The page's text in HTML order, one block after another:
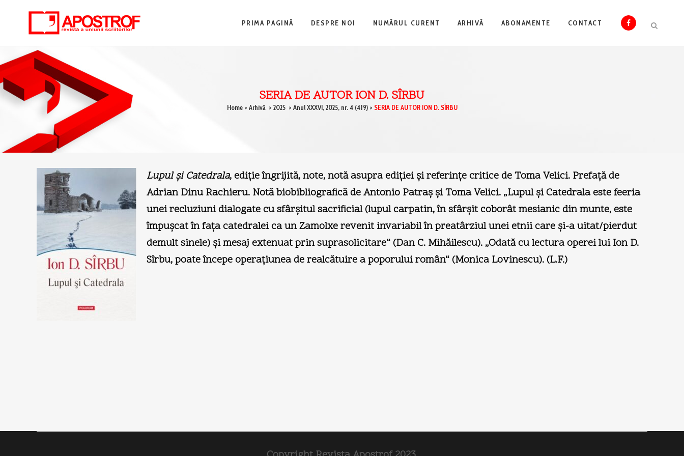
PRIMA PAGINĂ DESPRE NOI NUMĂRUL CURENT ARHIVĂ ABONAMENTE CONTACT
SERIA DE AUTOR ION D. SÎRBU
Home> Arhivă > 2025 > Anul XXXVI, 2025, nr. 4 (419)> SERIA DE AUTOR ION D. SÎRBU
Lupul şi Catedrala, ediţie îngrijită, note, notă asupra ediţiei şi referinţe critice de Toma Velici. Prefaţă de
Adrian Dinu Rachieru. Notă biobibliografică de Antonio Patraş şi Toma Velici. „Lupul şi Catedrala este feeria
unei recluziuni dialogate cu sfârşitul sacrificial (lupul carpatin, în sfârşit coborât mesianic din munte, este
împuşcat în faţa catedralei ca un Zamolxe revenit invariabil în preatârziul unei etnii care şi-a uitat/pierdut
demult sinele) şi mesaj extenuat prin suprasolicitare“ (Dan C. Mihăilescu). „Odată cu lectura operei lui Ion D.
Sîrbu, poate începe operaţiunea de realcătuire a poporului român“ (Monica Lovinescu). (L.F.)